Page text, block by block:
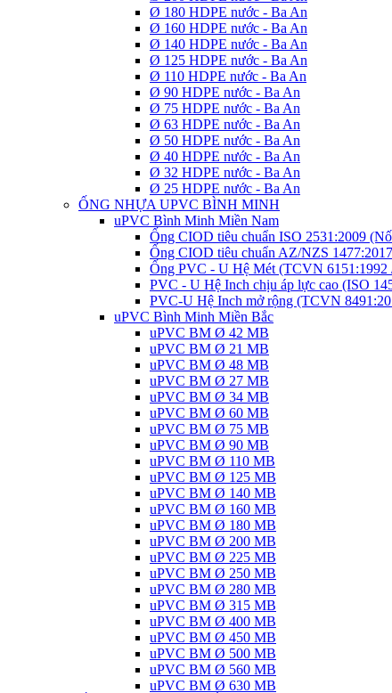
Ø 180 HDPE nước - Ba An
Ø 160 HDPE nước - Ba An
Ø 140 HDPE nước - Ba An
Ø 125 HDPE nước - Ba An
Ø 110 HDPE nước - Ba An
Ø 90 HDPE nước - Ba An
Ø 75 HDPE nước - Ba An
Ø 63 HDPE nước - Ba An
Ø 50 HDPE nước - Ba An
Ø 40 HDPE nước - Ba An
Ø 32 HDPE nước - Ba An
Ø 25 HDPE nước - Ba An
ỐNG NHỰA UPVC BÌNH MINH
uPVC Bình Minh Miền Nam
Ống CIOD tiêu chuẩn ISO 2531:2009
Ống CIOD tiêu chuẩn AZ/NZS
Ống PVC - U Hệ Mét (TCVN 6151:1992
PVC - U Hệ Inch chịu áp lực cao (ISO
PVC-U Hệ Inch mở rộng (TCVN
uPVC Bình Minh Miền Bắc
uPVC BM Ø 42 MB
uPVC BM Ø 21 MB
uPVC BM Ø 48 MB
uPVC BM Ø 27 MB
uPVC BM Ø 34 MB
uPVC BM Ø 60 MB
uPVC BM Ø 75 MB
uPVC BM Ø 90 MB
uPVC BM Ø 110 MB
uPVC BM Ø 125 MB
uPVC BM Ø 140 MB
uPVC BM Ø 160 MB
uPVC BM Ø 180 MB
uPVC BM Ø 200 MB
uPVC BM Ø 225 MB
uPVC BM Ø 250 MB
uPVC BM Ø 280 MB
uPVC BM Ø 315 MB
uPVC BM Ø 400 MB
uPVC BM Ø 450 MB
uPVC BM Ø 500 MB
uPVC BM Ø 560 MB
uPVC BM Ø 630 MB